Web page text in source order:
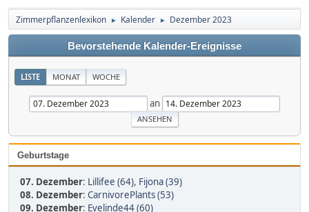
Zimmerpflanzenlexikon ► Kalender ► Dezember 2023
Bevorstehende Kalender-Ereignisse
LISTE MONAT WOCHE
an
Geburtstage
07. Dezember: Lillifee (64), Fijona (39)
08. Dezember: CarnivorePlants (53)
09. Dezember: Evelinde44 (60)